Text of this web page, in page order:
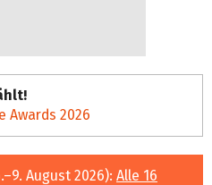
Awards 2026
August 2026): Alle 16